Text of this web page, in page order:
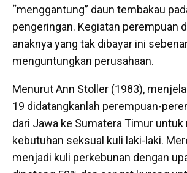
“menggantung” daun tembakau
pengeringan. Kegiatan perempuan
anaknya yang tak dibayar ini
menguntungkan perusahaan.
Menurut Ann Stoller (1983),
19 didatangkanlah perempuan-
dari Jawa ke Sumatera Timur
kebutuhan seksual kuli laki-laki.
menjadi kuli perkebunan dengan